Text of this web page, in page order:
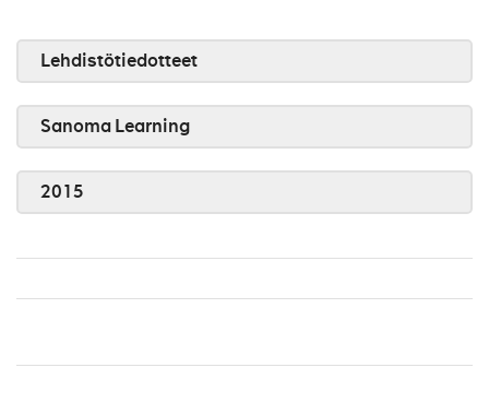
Lehdistötiedotteet
Sanoma Learning
2015